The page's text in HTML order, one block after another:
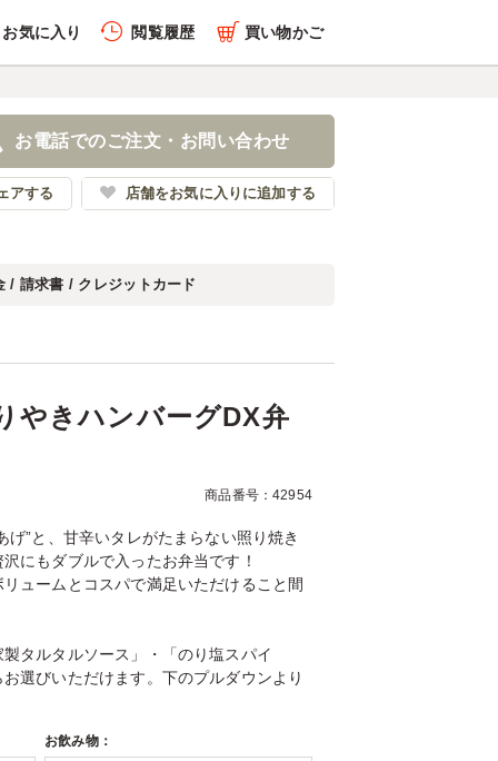
お気に入り 閲覧履歴
履歴を全件削除する
ミエクスプレス
買い物かご
お電話でのご注文・お問い合わせ
アする 店舗をお気に入りに追加する
/ 請求書 / クレジットカード
やきハンバーグDX弁
商品番号：42954
げ”と、甘辛いタレがたまらない照り焼き
にもダブルで入ったお弁当です！
ュームとコスパで満足いただけること間
タルタルソース」・「のり塩スパイ
選びいただけます。下のプルダウンより
お飲み物：